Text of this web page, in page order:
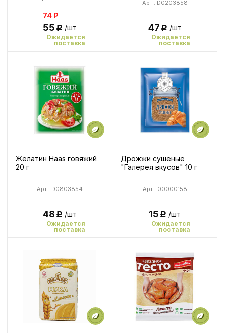
74Р
55Р /шт
Ожидается
поставка
Арт.: D0203858
47Р /шт
Ожидается
поставка
Желатин Haas говяжий
20 г
Арт.: D0803854
48Р /шт
Ожидается
поставка
Дрожжи сушеные
"Галерея вкусов" 10 г
Арт.: 00000158
15Р /шт
Ожидается
поставка